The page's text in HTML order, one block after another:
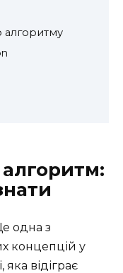
алгоритму
одна з
концепцій у
відіграє